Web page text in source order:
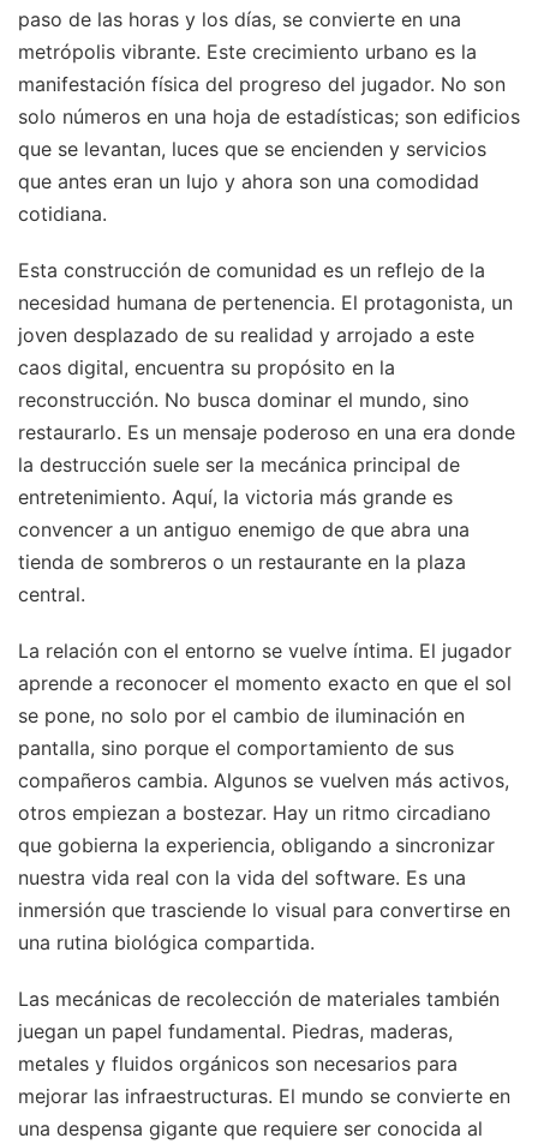
paso de las horas y los días, se convierte en una
metrópolis vibrante. Este crecimiento urbano es la
manifestación física del progreso del jugador. No son
solo números en una hoja de estadísticas; son edificios
que se levantan, luces que se encienden y servicios
que antes eran un lujo y ahora son una comodidad
cotidiana.
Esta construcción de comunidad es un reflejo de la
necesidad humana de pertenencia. El protagonista, un
joven desplazado de su realidad y arrojado a este
caos digital, encuentra su propósito en la
reconstrucción. No busca dominar el mundo, sino
restaurarlo. Es un mensaje poderoso en una era donde
la destrucción suele ser la mecánica principal de
entretenimiento. Aquí, la victoria más grande es
convencer a un antiguo enemigo de que abra una
tienda de sombreros o un restaurante en la plaza
central.
La relación con el entorno se vuelve íntima. El jugador
aprende a reconocer el momento exacto en que el sol
se pone, no solo por el cambio de iluminación en
pantalla, sino porque el comportamiento de sus
compañeros cambia. Algunos se vuelven más activos,
otros empiezan a bostezar. Hay un ritmo circadiano
que gobierna la experiencia, obligando a sincronizar
nuestra vida real con la vida del software. Es una
inmersión que trasciende lo visual para convertirse en
una rutina biológica compartida.
Las mecánicas de recolección de materiales también
juegan un papel fundamental. Piedras, maderas,
metales y fluidos orgánicos son necesarios para
mejorar las infraestructuras. El mundo se convierte en
una despensa gigante que requiere ser conocida al